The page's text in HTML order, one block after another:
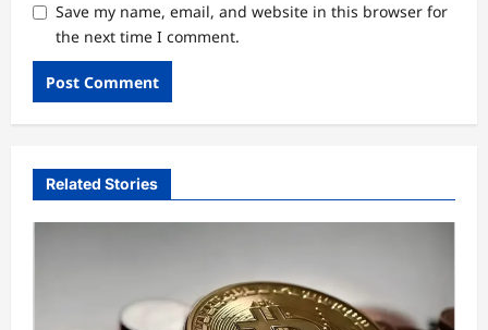
Save my name, email, and website in this browser for
the next time I comment.
Related Stories